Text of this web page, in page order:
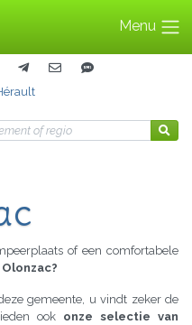
Menu
of een comfortabele
gemeente, u vindt zeker de
ook onze selectie van